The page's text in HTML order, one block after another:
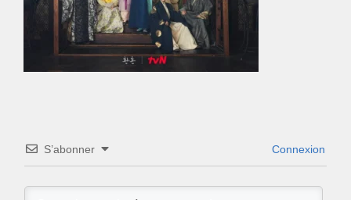
S’abonner Connexion